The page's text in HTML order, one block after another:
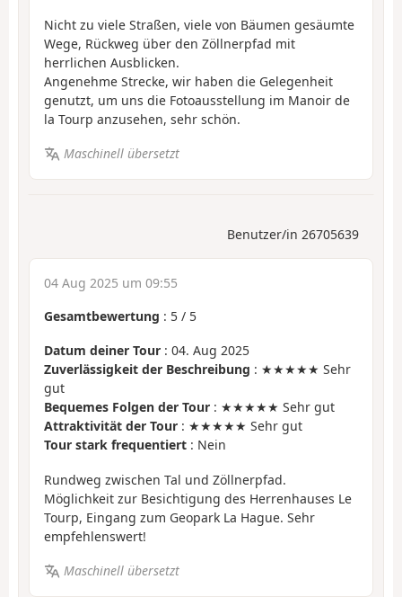
Nicht zu viele Straßen, viele von Bäumen gesäumte
Wege, Rückweg über den Zöllnerpfad mit
herrlichen Ausblicken.
Angenehme Strecke, wir haben die Gelegenheit
genutzt, um uns die Fotoausstellung im Manoir de
la Tourp anzusehen, sehr schön.
Maschinell übersetzt
Benutzer/in 26705639
04 Aug 2025 um 09:55
Gesamtbewertung : 5 / 5
Datum deiner Tour : 04. Aug 2025
Zuverlässigkeit der Beschreibung : ★★★★★ Sehr
gut
Bequemes Folgen der Tour : ★★★★★ Sehr gut
Attraktivität der Tour : ★★★★★ Sehr gut
Tour stark frequentiert : Nein
Rundweg zwischen Tal und Zöllnerpfad.
Möglichkeit zur Besichtigung des Herrenhauses Le
Tourp, Eingang zum Geopark La Hague. Sehr
empfehlenswert!
Maschinell übersetzt